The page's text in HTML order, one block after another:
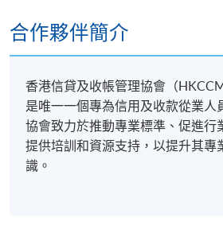
申請人可使用以下方式繳交報
定繳費靈網上密碼。有關如何
碼，請瀏覽繳費靈網址http://
*信用咭網上繳費服務- 申請人
合作夥伴簡介
香港信貸及收帳管理協會（
是唯一一個專為信用及收款從業人
協會致力於推動專業標準、促進行
提供培訓和資源支持，以提升其專
識。